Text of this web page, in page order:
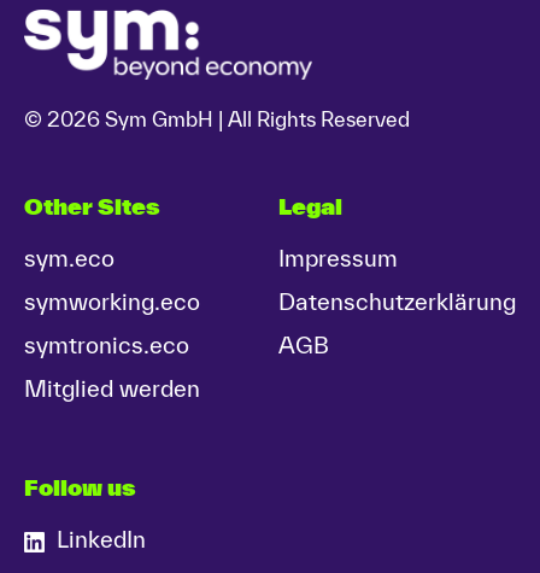
© 2026 Sym GmbH | All Rights Reserved
Other Sites
sym.eco
symworking.eco
symtronics.eco
Mitglied werden
Legal
Impressum
Datenschutzerklärung
AGB
Follow us
LinkedIn